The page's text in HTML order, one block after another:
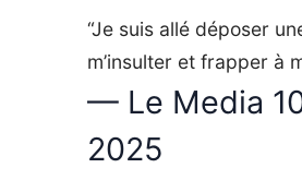
“Je suis allé déposer
m’insulter et frapper à
— Le Media
2025